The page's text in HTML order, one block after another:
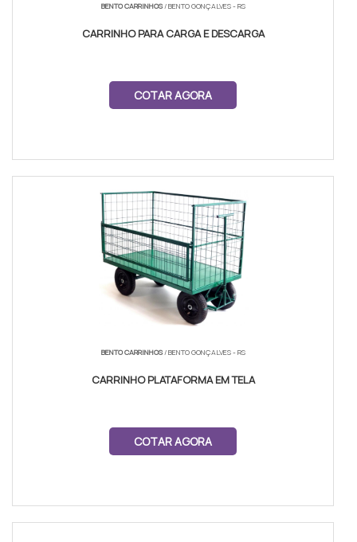
BENTO CARRINHOS/ BENTO GONÇALVES - RS
CARRINHO PARA CARGA E DESCARGA
COTAR AGORA
BENTO CARRINHOS/ BENTO GONÇALVES - RS
CARRINHO PLATAFORMA EM TELA
COTAR AGORA